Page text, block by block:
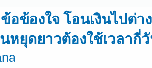
อข้องใจ โอนเงินไปต่า
หยุดยาวต้องใช้เวลากี่
- 0 out of 5 in Average
12345